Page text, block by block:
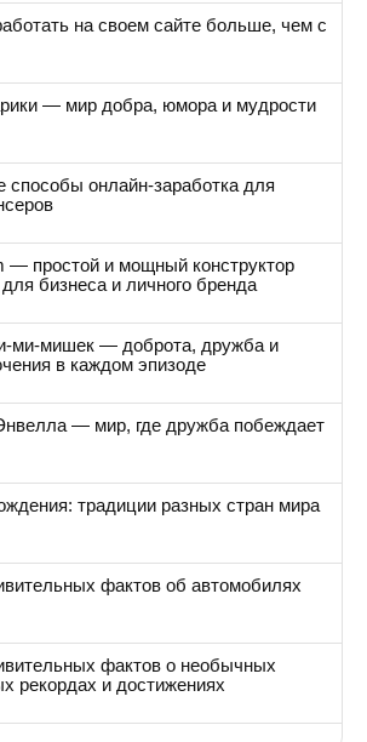
на своем сайте больше, чем с
— мир добра, юмора и мудрости
способы онлайн-заработка для
— простой и мощный конструктор
бизнеса и личного бренда
ми-мишек — доброта, дружба и
в каждом эпизоде
— мир, где дружба побеждает
традиции разных стран мира
фактов об автомобилях
фактов о необычных
рекордах и достижениях